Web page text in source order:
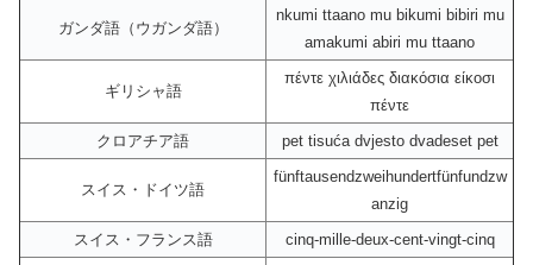
ガンダ語（ウガンダ語）
nkumi ttaano mu bikumi bibiri mu
amakumi abiri mu ttaano
ギリシャ語
πέντε χιλιάδες διακόσια είκοσι
πέντε
クロアチア語
pet tisuća dvjesto dvadeset pet
スイス・ドイツ語
fünftausendzweihundertfünfundzw
anzig
スイス・フランス語
cinq-mille-deux-cent-vingt-cinq